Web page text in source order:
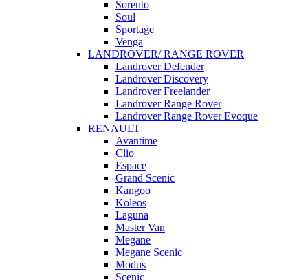
Sorento
Soul
Sportage
Venga
LANDROVER/ RANGE ROVER
Landrover Defender
Landrover Discovery
Landrover Freelander
Landrover Range Rover
Landrover Range Rover Evoque
RENAULT
Avantime
Clio
Espace
Grand Scenic
Kangoo
Koleos
Laguna
Master Van
Megane
Megane Scenic
Modus
Scenic